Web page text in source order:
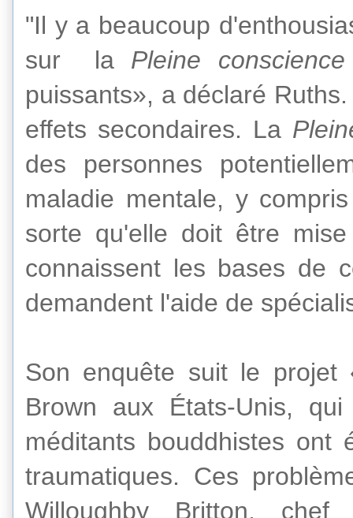
"Il y a beaucoup
sur
la
Pleine conscience
puissants», a déclaré Ruths
effets secondaires. La
des personnes
maladie mentale, y
sorte qu'elle doit être
connaissent les bases de
demandent l'aide de
Son enquête suit le projet
Brown
aux États-Unis,
méditants bouddhistes ont
traumatiques. Ces
Willoughby
Britton, chef